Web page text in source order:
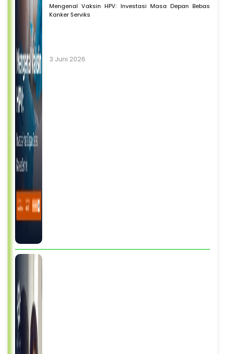
Mengenal Vaksin HPV: Investasi Masa Depan Bebas
Kanker Serviks
3 Juni 2026